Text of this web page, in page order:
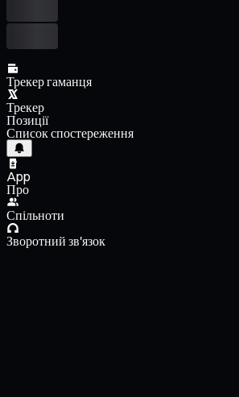
Трекер гаманця
Трекер
Позиції
Список спостереження
App
Про
Спільноти
Зворотний зв'язок